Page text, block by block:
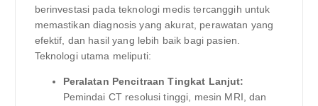
berinvestasi pada teknologi medis tercanggih untuk
memastikan diagnosis yang akurat, perawatan yang
efektif, dan hasil yang lebih baik bagi pasien.
Teknologi utama meliputi:
Peralatan Pencitraan Tingkat Lanjut:
Pemindai CT resolusi tinggi, mesin MRI, dan